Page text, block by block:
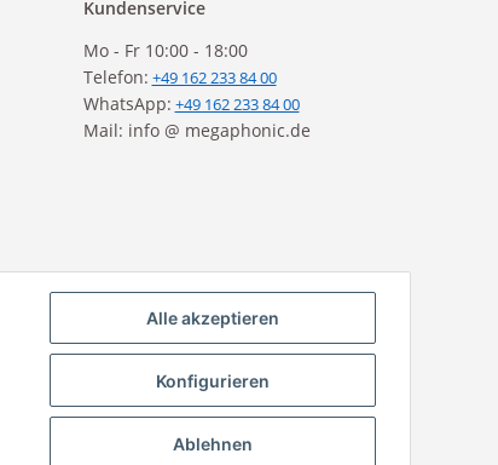
Kundenservice
Mo - Fr 10:00 - 18:00
Telefon: +49 162 233 84 00
WhatsApp: +49 162 233 84 00
Mail: info @ megaphonic.de
Alle akzeptieren
Konfigurieren
Ablehnen